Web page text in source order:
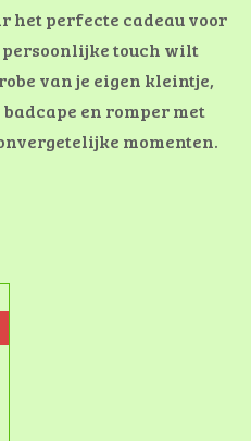
het perfecte cadeau voor
persoonlijke touch wilt
van je eigen kleintje,
en romper met
momenten.